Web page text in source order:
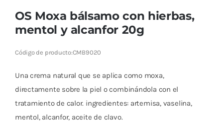
Material
enseñanza
OFERTAS
OS Moxa bálsamo con hierbas,
mentol y alcanfor 20g
Código de producto:CMB9020
Una crema natural que se aplica como moxa,
directamente sobre la piel o combinándola con el
tratamiento de calor. ingredientes: artemisa, vaselina,
mentol, alcanfor, aceite de clavo.